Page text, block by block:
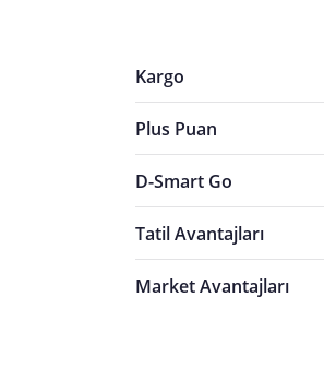
Kargo
Plus Puan
D-Smart Go
Tatil Avantajları
Market Avantajları